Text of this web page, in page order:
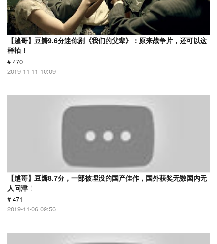
【越哥】豆瓣9.6分迷你剧《我们的父辈》：原来战争片，还可以这
样拍！
# 470
2019-11-11 10:09
【越哥】豆瓣8.7分，一部被埋没的国产佳作，国外获奖无数国内无
人问津！
# 471
2019-11-06 09:56